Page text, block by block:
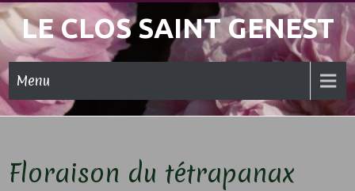
Skip
to
content
LE CLOS SAINT GENEST
Menu
Floraison du tétrapanax